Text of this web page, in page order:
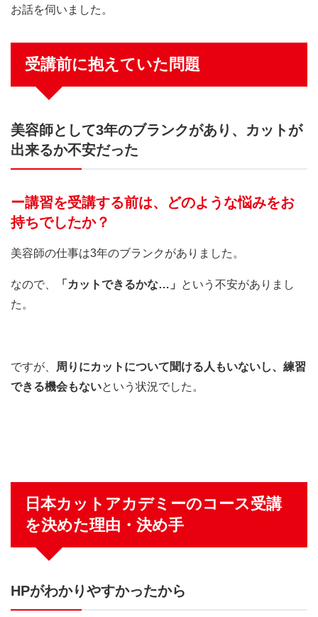
お話を伺いました。
受講前に抱えていた問題
美容師として3年のブランクがあり、カットが
出来るか不安だった
ー講習を受講する前は、どのような悩みをお
持ちでしたか？
美容師の仕事は3年のブランクがありました。
なので、 「カットできるかな…」
という不安がありまし
た。
ですが、 周りにカットについて聞ける人もいないし、練習
できる機会もないという状況でした。
日本カットアカデミーのコース受講
を決めた理由・決め手
HPがわかりやすかったから